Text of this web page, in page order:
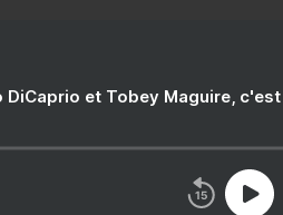
DiCaprio et Tobey Maguire,